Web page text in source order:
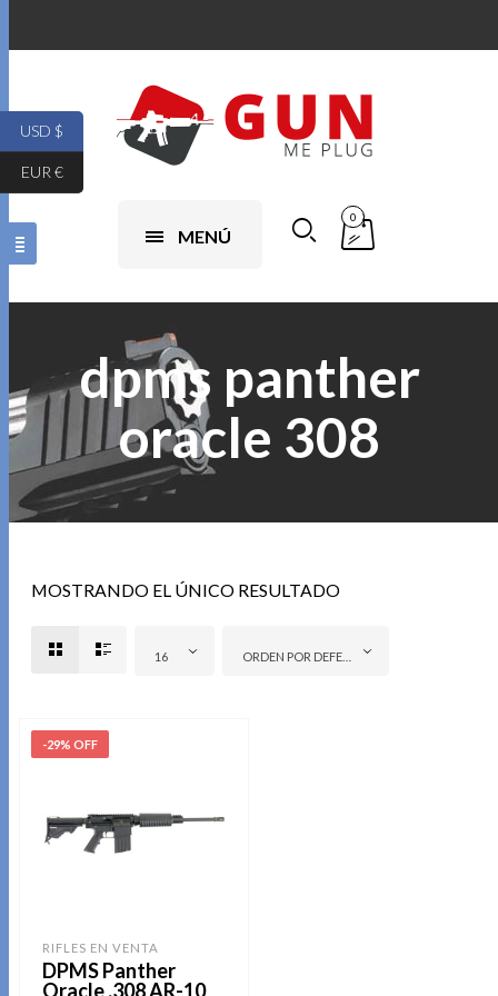
MENÚ
0
dpms panther
oracle 308
MOSTRANDO EL ÚNICO RESULTADO
16 ORDEN POR DEFECTO
-29% OFF
RIFLES EN VENTA
DPMS Panther
Oracle .308 AR-10
USD $
EUR €